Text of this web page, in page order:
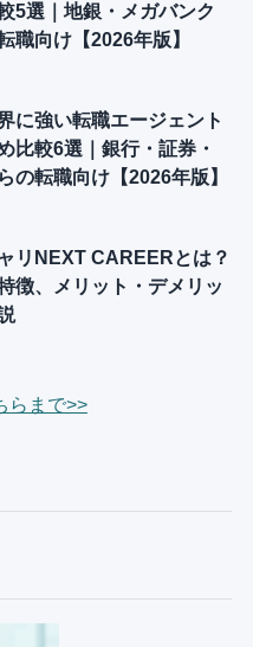
5選｜地銀・メガバンク
職向け【2026年版】
に強い転職エージェント
比較6選｜銀行・証券・
の転職向け【2026年版】
リNEXT CAREERとは？
徴、メリット・デメリッ
らまで>>